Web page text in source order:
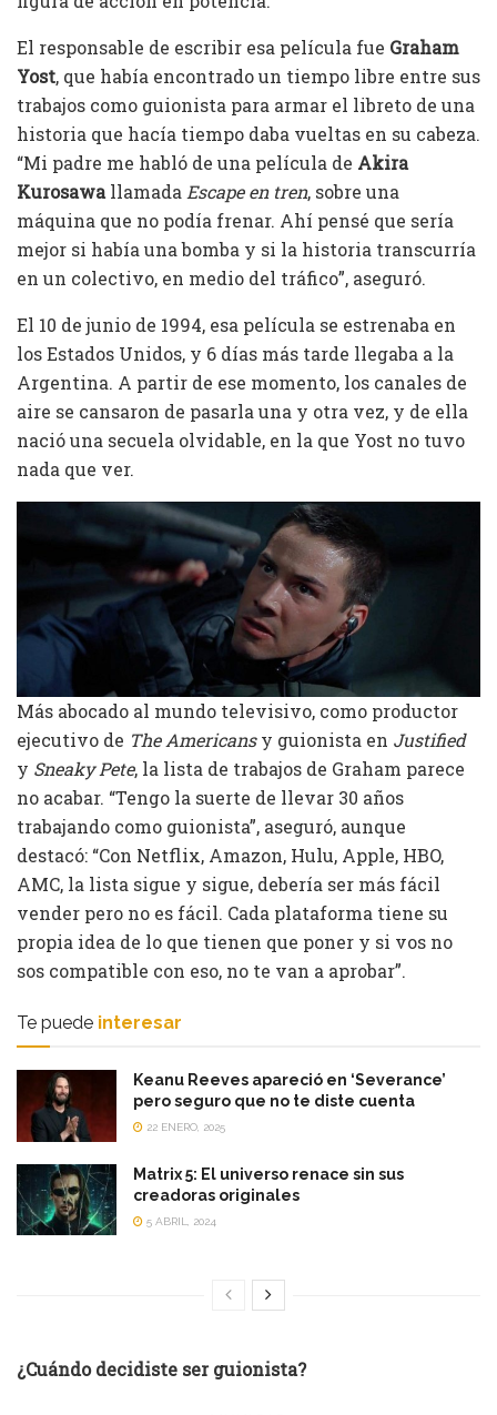
El responsable de escribir esa película fue Graham
Yost, que había encontrado un tiempo libre entre sus
trabajos como guionista para armar el libreto de una
historia que hacía tiempo daba vueltas en su cabeza.
“Mi padre me habló de una película de Akira
Kurosawallamada Escape en tren, sobre una
máquina que no podía frenar. Ahí pensé que sería
mejor si había una bomba y si la historia transcurría
en un colectivo, en medio del tráfico”, aseguró.
El 10 de junio de 1994, esa película se estrenaba en
los Estados Unidos, y 6 días más tarde llegaba a la
Argentina. A partir de ese momento, los canales de
aire se cansaron de pasarla una y otra vez, y de ella
nació una secuela olvidable, en la que Yost no tuvo
nada que ver.
Más abocado al mundo televisivo, como productor
ejecutivo de The Americansy guionista en Justified
y Sneaky Pete, la lista de trabajos de Graham parece
no acabar. “Tengo la suerte de llevar 30 años
trabajando como guionista”, aseguró, aunque
destacó: “Con Netflix, Amazon, Hulu, Apple, HBO,
AMC, la lista sigue y sigue, debería ser más fácil
vender pero no es fácil. Cada plataforma tiene su
propia idea de lo que tienen que poner y si vos no
sos compatible con eso, no te van a aprobar”.
Te puede interesar
Keanu Reeves apareció en ‘Severance’
pero seguro que no te diste cuenta
22 ENERO, 2025
Matrix 5: El universo renace sin sus
creadoras originales
5 ABRIL, 2024
¿Cuándo decidiste ser guionista?